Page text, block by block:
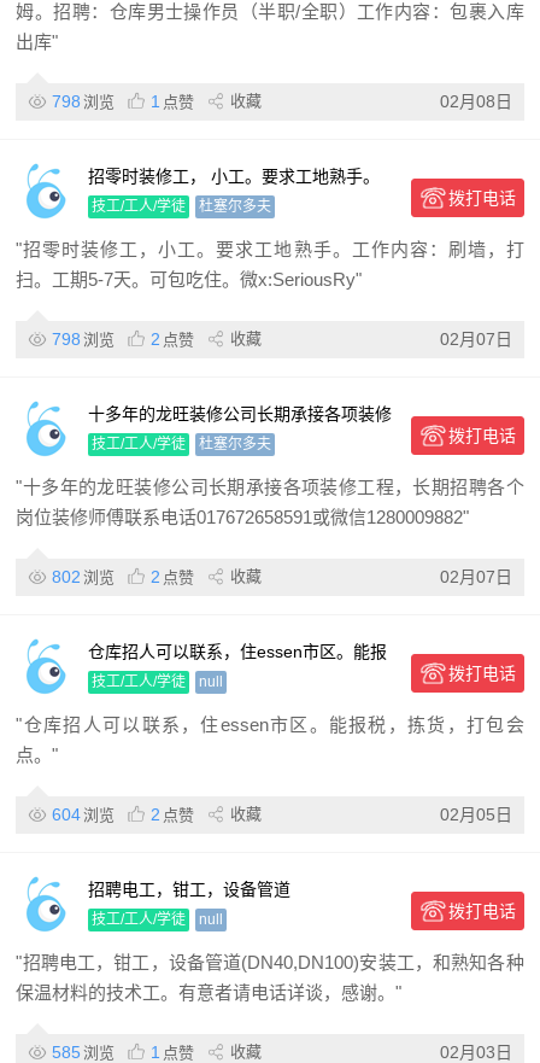
姆。招聘：仓库男士操作员（半职/全职）工作内容：包裹入库
出库"
798 浏览 1 点赞 收藏 02月08日
招零时装修工， 小工。要求工地熟手。
工作内容： 刷墙，打扫。 工期5-7天。 可
包吃住。
技工/工人/学徒 杜塞尔多夫 拨打电话
"招零时装修工，小工。要求工地熟手。工作内容：刷墙，打
扫。工期5-7天。可包吃住。微x:SeriousRy"
798 浏览 2 点赞 收藏 02月07日
十多年的龙旺装修公司长期承接各项装修
工程，长期招聘各个岗位装修师傅
技工/工人/学徒 杜塞尔多夫 拨打电话
"十多年的龙旺装修公司长期承接各项装修工程，长期招聘各个
岗位装修师傅联系电话017672658591或微信1280009882"
802 浏览 2 点赞 收藏 02月07日
仓库招人可以联系，住essen市区。能报
税，拣货，打包会点。
技工/工人/学徒 null 拨打电话
"仓库招人可以联系，住essen市区。能报税，拣货，打包会
点。"
604浏览 2 点赞 收藏 02月05日
招聘电工，钳工，设备管道
(DN40,DN100)安装工，和熟知各种保温
材料的技术工。
技工/工人/学徒 null 拨打电话
"招聘电工，钳工，设备管道(DN40,DN100)安装工，和熟知各种
保温材料的技术工。有意者请电话详谈，感谢。"
585 浏览 1 点赞 收藏 02月03日